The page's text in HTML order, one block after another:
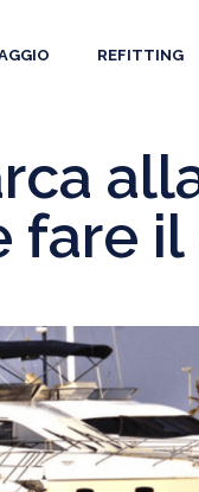
REFITTING
fare